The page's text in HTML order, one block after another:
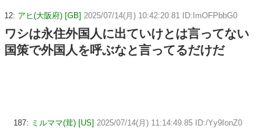
12: アヒ(大阪府) [GB] 2025/07/14(月) 10:42:20.81 ID:ImOFPbbG0
ワシは永住外国人に出ていけとは言ってない
国策で外国人を呼ぶなと言ってるだけだ
187: ミルママ(茸) [US] 2025/07/14(月) 11:14:49.85 ID:/Yy9IonZ0